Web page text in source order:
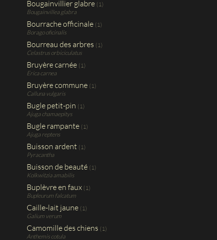
Bougainvillier glabre (1)
Bougainvillea glabra
Bourrache officinale (1)
Borago oficinalis
Bourreau des arbres (1)
Celastrus orbiciculatus
Bruyère carnée (1)
Erica carnea
Bruyère commune (1)
Calluna vulgaris
Bugle petit-pin (1)
Ajuga chamaepitys
Bugle rampante (1)
Ajuga reptens
Buisson ardent (1)
Pyracantha
Buisson de beauté (1)
Kolkwitzia amabilis
Buplèvre en faux (1)
Bupleurum falcatum
Caille-lait jaune (1)
Galium verum
Camomille des chiens (1)
Anthemis cotula